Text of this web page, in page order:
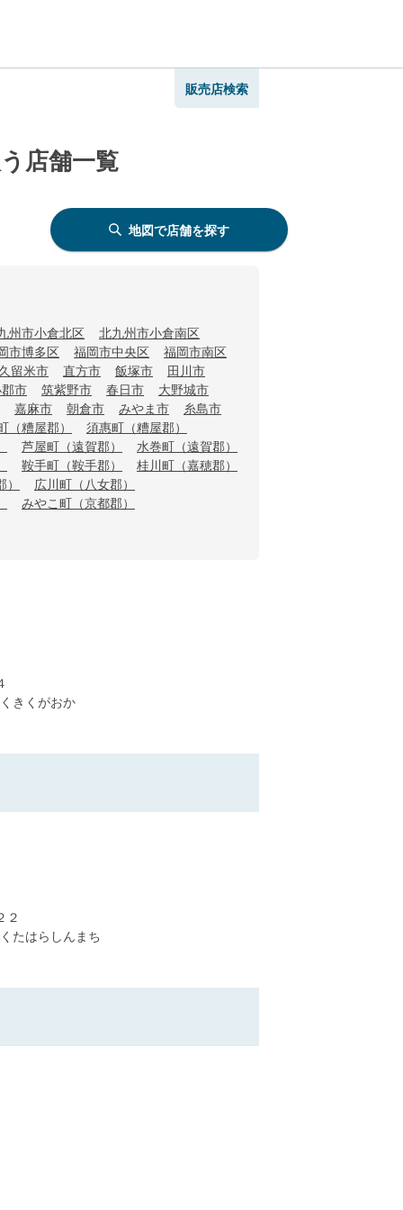
販売店検索
店舗一覧
地図で店舗を探す
州市小倉北区
北九州市小倉南区
市博多区
福岡市中央区
福岡市南区
留米市
直方市 飯塚市
田川市
市
筑紫野市 春日市
大野城市
嘉麻市
朝倉市 みやま市
糸島市
（糟屋郡）
須惠町（糟屋郡）
芦屋町（遠賀郡）
水巻町（遠賀郡）
鞍手町（鞍手郡）
桂川町（嘉穂郡）
広川町（八女郡）
みやこ町（京都郡）
きくがおか
２
たはらしんまち